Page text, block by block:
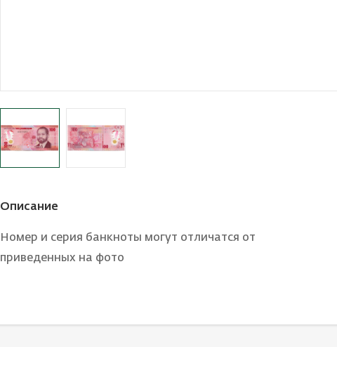
Описание
Номер и серия банкноты могут отличатся от
приведенных на фото